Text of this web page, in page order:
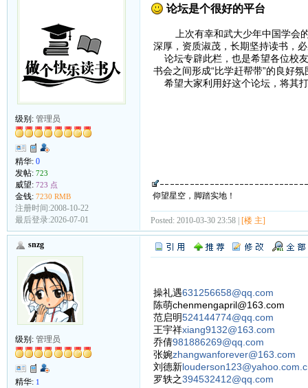
级别: 管理员
精华: 0
发帖: 723
威望: 723 点
金钱: 7230 RMB
注册时间:2008-10-22
最后登录:2026-07-01
论坛是个很好的平台
上次有幸和武大少年中国学会的
深厚，资质淑茂，长期坚持读书，
论坛专辟此栏，也是希望各位校
书会之间形成“比学赶帮带”的良好
希望大家利用好这个论坛，将其
仰望星空，脚踏实地！
Posted: 2010-03-30 23:58 | [楼 主]
snzg
级别: 管理员
精华: 1
操礼遇631256658@qq.com
陈萌chenmengapril@163.com
范启明524144774@qq.com
王宇祥xiang9132@163.com
乔倩981886269@qq.com
张婉zhangwanforever@163.com
刘德新
罗轶之394532412@qq.com